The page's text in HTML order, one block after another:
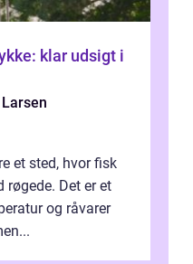
klar udsigt i
et sted, hvor fisk
røgede. Det er et
og råvarer